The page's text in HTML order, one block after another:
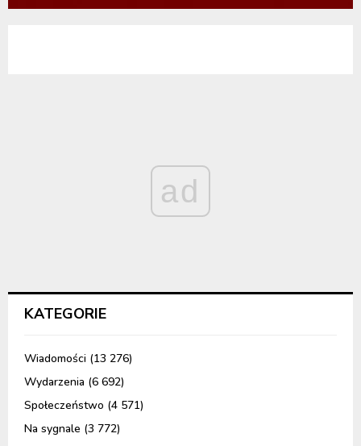
ad
KATEGORIE
Wiadomości (13 276)
Wydarzenia (6 692)
Społeczeństwo (4 571)
Na sygnale (3 772)